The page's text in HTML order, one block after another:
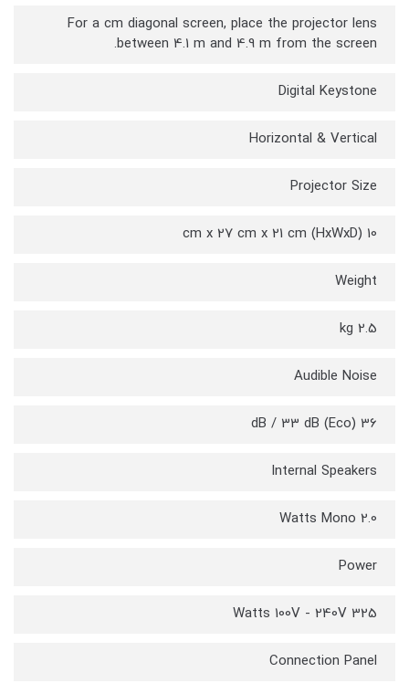
For a cm diagonal screen, place the projector lens
between 4.1 m and 4.9 m from the screen.
Digital Keystone
Horizontal & Vertical
Projector Size
10 cm x 27 cm x 21 cm (HxWxD)
Weight
2.5 kg
Audible Noise
36 dB / 33 dB (Eco)
Internal Speakers
2.0 Watts Mono
Power
325 Watts 100V - 240V
Connection Panel